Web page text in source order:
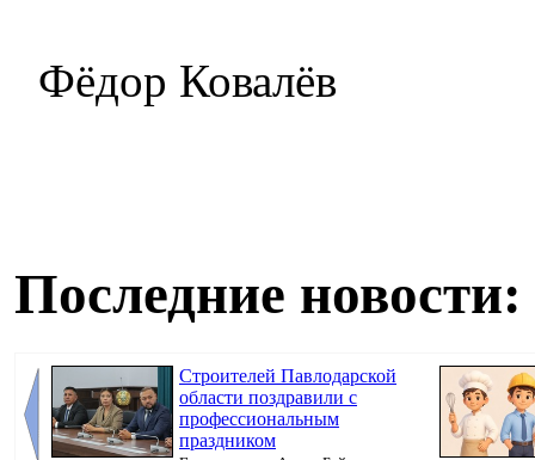
Фёдор Ковалёв
Последние новости:
Строителей Павлодарской
области поздравили с
профессиональным
праздником